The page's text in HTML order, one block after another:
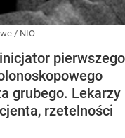
/ NIO
pierwszego
grubego. Lekarzy
rzetelności